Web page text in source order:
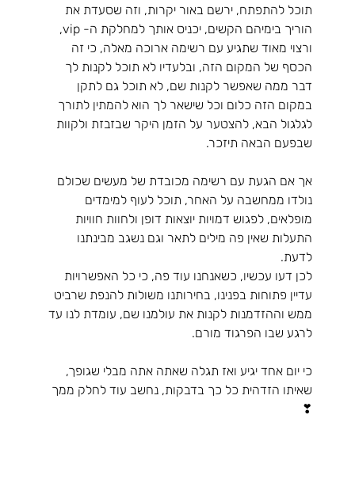
תוכל להתפתח, ירשם באור יקרות, וזה שסעדת את
הוריך בימיהם הקשים, יכניס אותך למחלקת ה- vip,
ורצוי מאוד שתגיע עם רשימה ארוכה מאלה, כי זה
הכסף של המקום הזה, ובלעדיו לא תוכל לקנות לך
דבר ממה שאפשר לקנות שם, לא תוכל גם לתקן
במקום הזה כלום וכל שישאר לך הוא להמתין לתורך
לגלגול הבא, להצטער על הזמן היקר שבזבזת ולקוות
שבפעם הבאה תיזכר.
אך אם הגעת עם רשימה מכובדת של מעשים שכולם
נולדו ממחשבה על האחר, תוכל לעוף למימדים
מופלאים, לפגוש דמויות יוצאות דופן ולחוות חוויות
התעלות שאין פה מילים לתאר וגם נשגב מבינתנו
לדעת.
לכן דעו עכשיו, כשאנחנו עוד פה, כי כל האפשרויות
עדיין פתוחות בפנינו, בחירותנו משולות להנפת שרביט
ממש וההזדמנות לקנות את עולמנו שם, עומדת לנו עד
לרגע שבו הפרגוד מורם.
כי יום אחד יגיע ואז תגלה שאתה אתה מבלי שגופך,
שאיתו הזדהית כל כך בדבקות, נחשב עוד לחלק ממך
❣